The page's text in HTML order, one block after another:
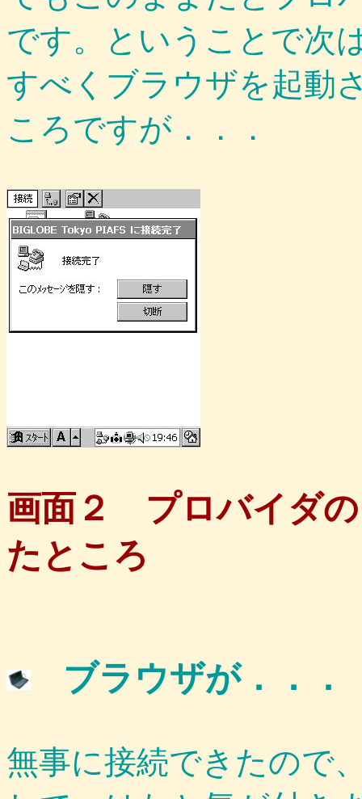
です。ということで次
すべくブラウザを起動
ころですが．．．
画面２ プロバイダの
たところ
ブラウザが．．．
無事に接続できたので